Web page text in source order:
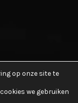
op onze site te
we gebruiken